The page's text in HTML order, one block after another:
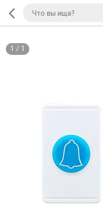
1 / 1